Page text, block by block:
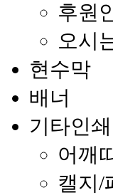
후원
오시
현수막
배너
기타인
어깨
캘지/